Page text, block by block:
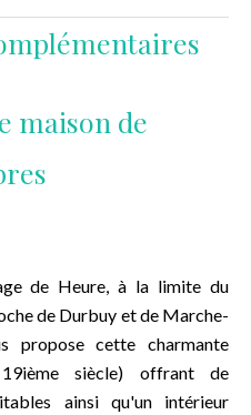
maison de
de Heure, à la limite du
de Durbuy et de Marche-
propose cette charmante
siècle) offrant de
ainsi qu'un intérieur